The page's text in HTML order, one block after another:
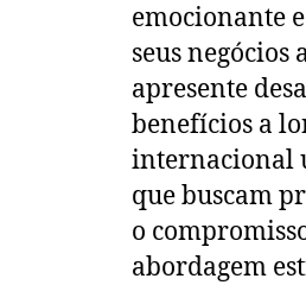
emocionante
seus
apresente
benefícios a
internacional
que buscam
o
abordagem